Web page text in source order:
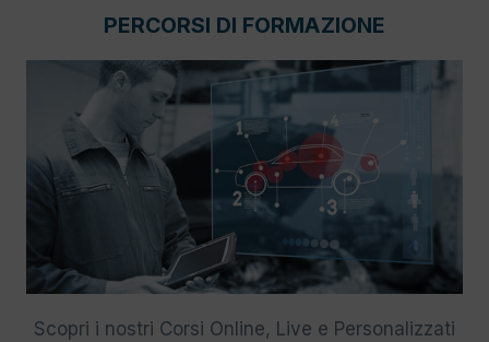
PERCORSI DI FORMAZIONE
Scopri i nostri Corsi Online, Live e Personalizzati